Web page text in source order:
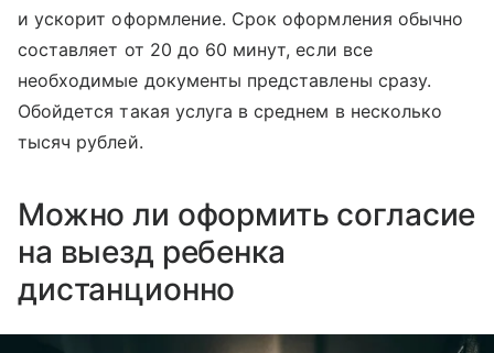
и ускорит оформление. Срок оформления обычно
составляет от 20 до 60 минут, если все
необходимые документы представлены сразу.
Обойдется такая услуга в среднем в несколько
тысяч рублей.
Можно ли оформить согласие
на выезд ребенка
дистанционно